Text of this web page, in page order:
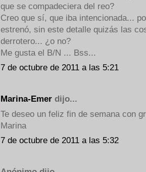
que se compadeciera del reo?
Creo que sí, que iba intencionada...
estrenó, sin este detalle quizás las
derrotero... ¿o no?
Me gusta el B/N ... Bss...
7 de octubre de 2011 a las 5:21
Marina-Emer dijo...
Te deseo un feliz fin de semana con
Marina
7 de octubre de 2011 a las 5:32